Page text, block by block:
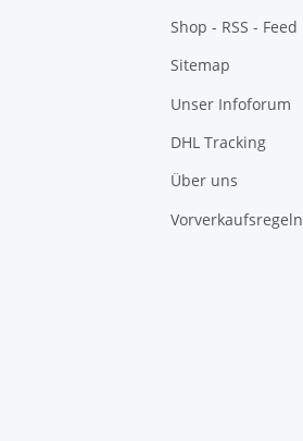
Shop - RSS - Feed
Sitemap
Unser Infoforum
DHL Tracking
Über uns
Vorverkaufsregeln